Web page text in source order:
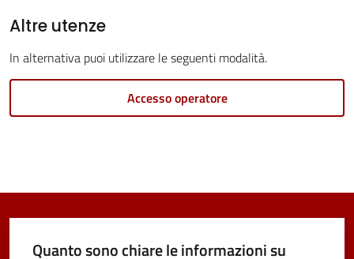
Amministrazione
argomenti...
Altre utenze
In alternativa puoi utilizzare le seguenti modalità.
Accesso operatore
Quanto sono chiare le informazioni su